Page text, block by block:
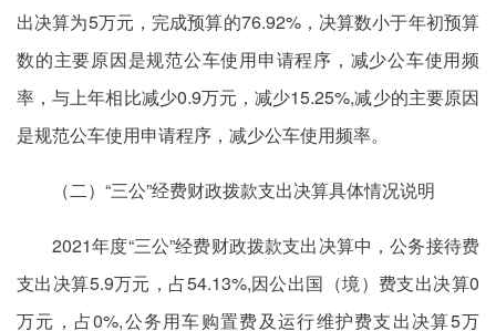
出决算为5万元，完成预算的76.92%，决算数小于年初预算
数的主要原因是规范公车使用申请程序，减少公车使用频
率，与上年相比减少0.9万元，减少15.25%,减少的主要原因
是规范公车使用申请程序，减少公车使用频率。
（二）“三公”经费财政拨款支出决算具体情况说明
2021年度“三公”经费财政拨款支出决算中，公务接待费
支出决算5.9万元，占54.13%,因公出国（境）费支出决算0
万元，占0%,公务用车购置费及运行维护费支出决算5万